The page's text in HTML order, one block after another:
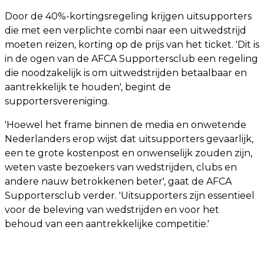
Door de 40%-kortingsregeling krijgen uitsupporters
die met een verplichte combi naar een uitwedstrijd
moeten reizen, korting op de prijs van het ticket. 'Dit is
in de ogen van de AFCA Supportersclub een regeling
die noodzakelijk is om uitwedstrijden betaalbaar en
aantrekkelijk te houden', begint de
supportersvereniging.
'Hoewel het frame binnen de media en onwetende
Nederlanders erop wijst dat uitsupporters gevaarlijk,
een te grote kostenpost en onwenselijk zouden zijn,
weten vaste bezoekers van wedstrijden, clubs en
andere nauw betrokkenen beter', gaat de AFCA
Supportersclub verder. 'Uitsupporters zijn essentieel
voor de beleving van wedstrijden en voor het
behoud van een aantrekkelijke competitie.'